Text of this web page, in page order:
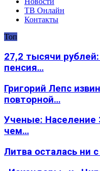
ТВ Онлайн
Контакты
Топ
27,2 тысячи
пенсия…
Григорий Лепс
повторной…
Ученые:
чем…
Литва осталась ни